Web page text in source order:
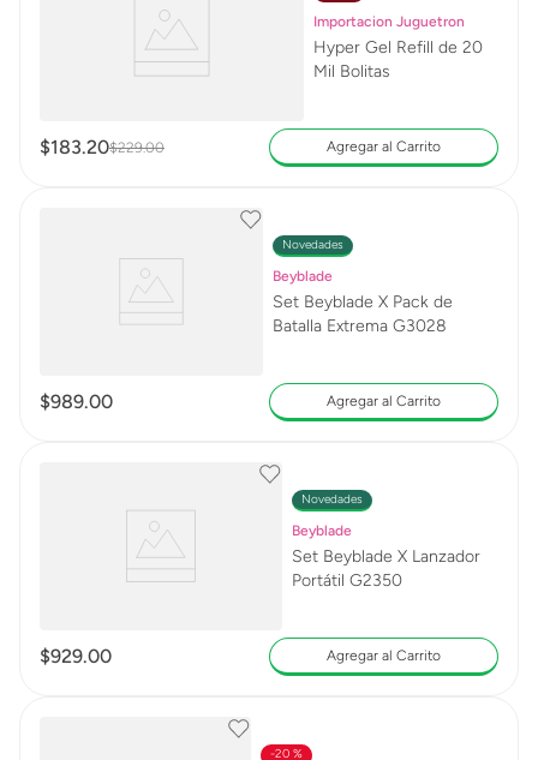
Importacion Juguetron
Hyper Gel Refill de 20
Mil Bolitas
$183.20$229.00 Agregar al Carrito
Novedades
Beyblade
Set Beyblade X Pack de
Batalla Extrema G3028
$989.00 Agregar al Carrito
Novedades
Beyblade
Set Beyblade X Lanzador
Portátil G2350
$929.00 Agregar al Carrito
20 %